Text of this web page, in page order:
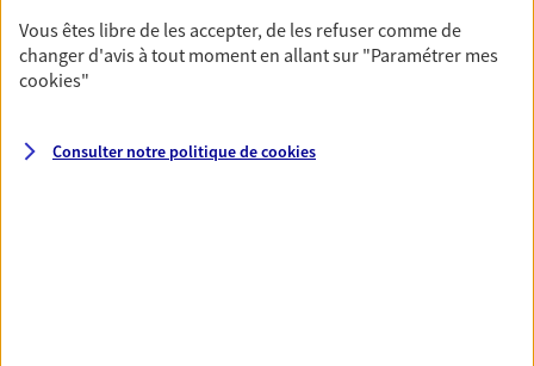
Découvrir l'offre Prévoyance
Couvrez vos dépenses de santé ainsi que celles de
votre famille avec la complémentaire santé qui
Vous êtes libre de les accepter, de les refuser comme de
changer d'avis à tout moment en allant sur "Paramétrer mes
cookies"
Consulter notre politique decookies